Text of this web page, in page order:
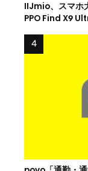
IIJmio、スマホ
PPO Find X9